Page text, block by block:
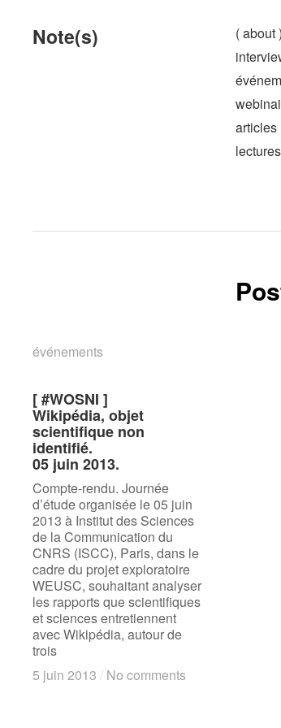
Note(s)
( about )
articles
lectures
événements
[ #WOSNI ]
Wikipédia, objet
scientifique non
identifié.
05 juin 2013.
Compte-rendu. Journée
d’étude organisée le 05 juin
2013 à Institut des Sciences
de la Communication du
CNRS (ISCC), Paris, dans le
cadre du projet exploratoire
WEUSC, souhaitant analyser
les rapports que scientifiques
et sciences entretiennent
avec Wikipédia, autour de
trois
5 juin 2013 / No comments
événements
[ #WOSNI ]
Wikipédia, objet
scientifique non
identifié.
05 juin 2013.
5 juin 2013 / No comments